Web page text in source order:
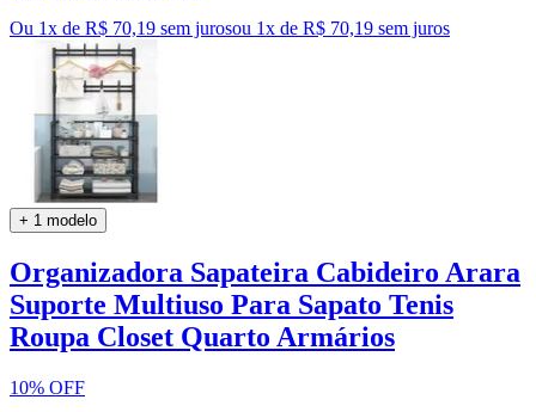
Ou 1x de R$ 70,19 sem jurosou 1x de R$ 70,19 sem juros
+ 1 modelo
Organizadora Sapateira Cabideiro Arara
Suporte Multiuso Para Sapato Tenis
Roupa Closet Quarto Armários
10% OFF